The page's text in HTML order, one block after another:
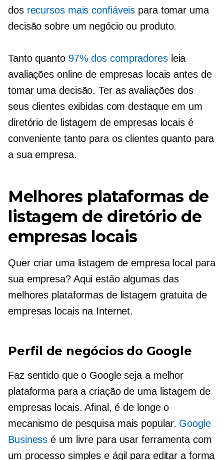
dos recursos mais confiáveis para tomar uma
decisão sobre um negócio ou produto.
Tanto quanto 97% dos compradoresleia
avaliações online de empresas locais antes de
tomar uma decisão. Ter as avaliações dos
seus clientes exibidas com destaque em um
diretório de listagem de empresas locais é
conveniente tanto para os clientes quanto para
a sua empresa.
Melhores plataformas de
listagem de diretório de
empresas locais
Quer criar uma listagem de empresa local para
sua empresa? Aqui estão algumas das
melhores plataformas de listagem gratuita de
empresas locais na Internet.
Perfil de negócios do Google
Faz sentido que o Google seja a melhor
plataforma para a criação de uma listagem de
empresas locais. Afinal, é de longe o
mecanismo de pesquisa mais popular. Google
Business é um livre para usar ferramenta com
um processo simples e ágil para editar a forma